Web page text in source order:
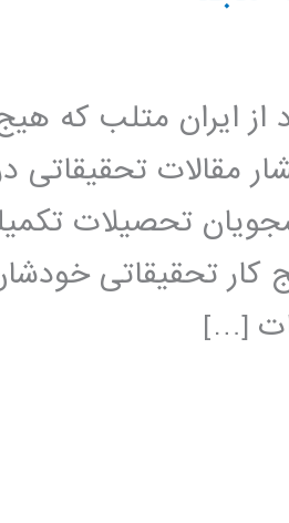
ایران متلب که هیج
مقالات
تحصیلات
کار تحقیقاتی
[…]